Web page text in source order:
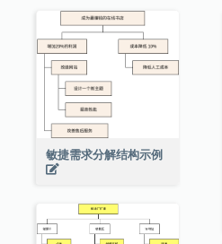
敏捷需求分解结构示例